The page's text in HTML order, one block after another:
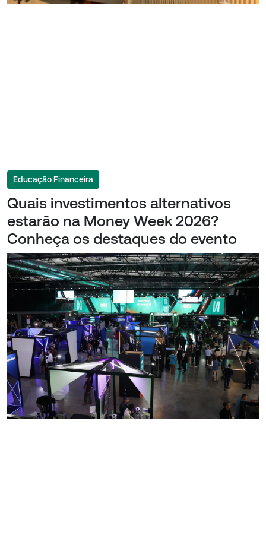
Educação Financeira
Quais investimentos alternativos
estarão na Money Week 2026?
Conheça os destaques do evento